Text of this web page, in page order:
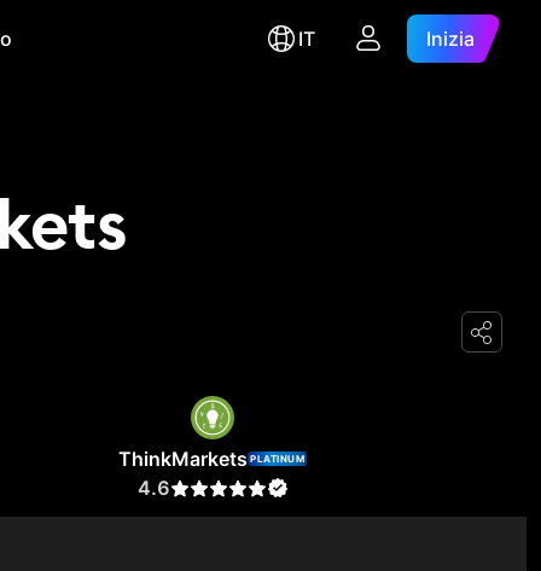
IT Inizia
ThinkMarkets PLATINUM
4.6